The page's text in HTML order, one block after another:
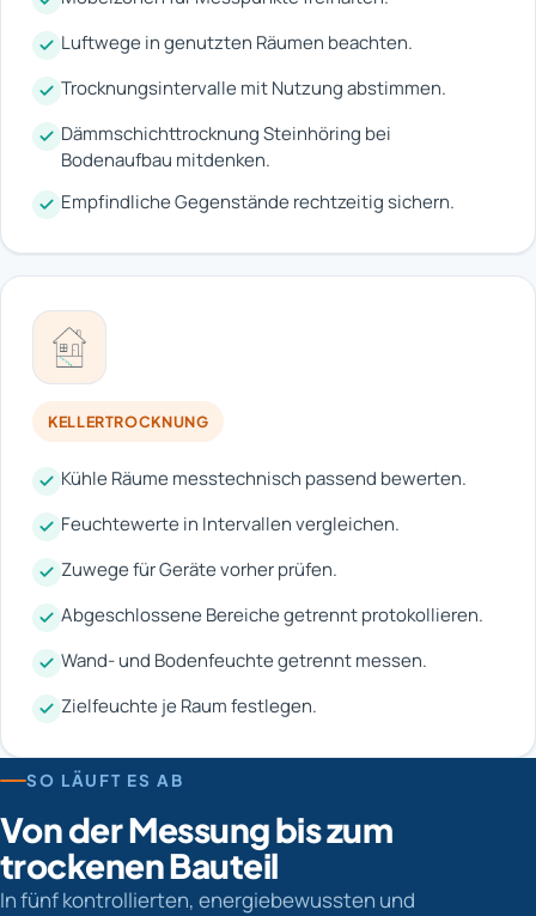
Luftwege in genutzten Räumen beachten.
Trocknungsintervalle mit Nutzung abstimmen.
Dämmschichttrocknung Steinhöring bei
Bodenaufbau mitdenken.
Empfindliche Gegenstände rechtzeitig sichern.
KELLERTROCKNUNG
Kühle Räume messtechnisch passend bewerten.
Feuchtewerte in Intervallen vergleichen.
Zuwege für Geräte vorher prüfen.
Abgeschlossene Bereiche getrennt protokollieren.
Wand- und Bodenfeuchte getrennt messen.
Zielfeuchte je Raum festlegen.
SO LÄUFT ES AB
Von der Messung bis zum
trockenen Bauteil
In fünf kontrollierten, energiebewussten und